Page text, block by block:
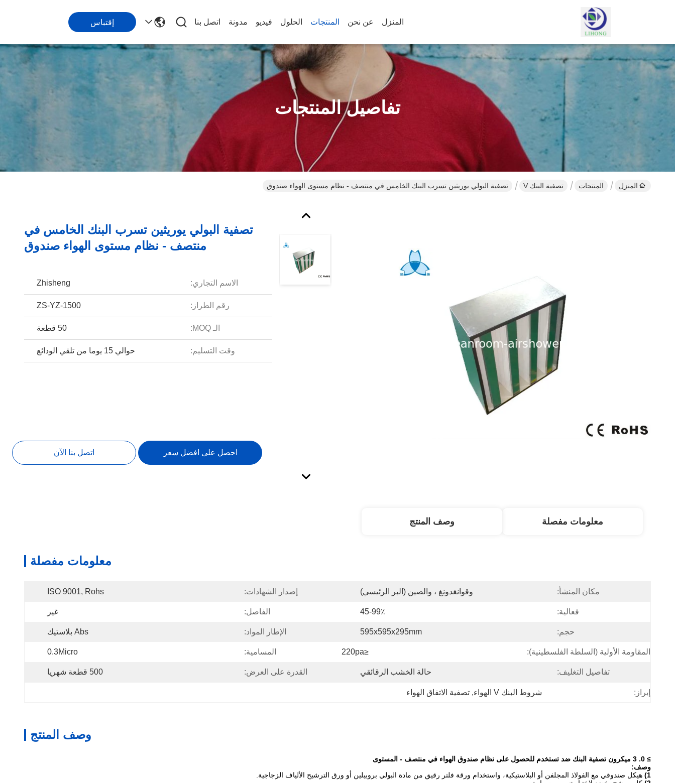
المنزل عن نحن المنتجات الحلول فيديو مدونة اتصل بنا إقتباس
تفاصيل المنتجات
المنزل المنتجات تصفية البنك V تصفية البولي يوريثين تسرب البنك الخامس في منتصف - نظام مستوى الهواء صندوق
تصفية البولي يوريثين تسرب البنك الخامس في
منتصف - نظام مستوى الهواء صندوق
الاسم التجاري: Zhisheng
رقم الطراز: ZS-YZ-1500
الـ MOQ: 50 قطعة
وقت التسليم: حوالي 15 يوما من تلقي الودائع
احصل على افضل سعر اتصل بنا الآن
معلومات مفصلة وصف المنتج
معلومات مفصلة
مكان المنشأ: وقوانغدونغ ، والصين (البر الرئيسي) إصدار الشهادات: ISO 9001, Rohs
فعالية: 45-99٪ الفاصل: غير
حجم: 595x595x295mm الإطار المواد: Abs بلاستيك
المقاومة الأولية (السلطة الفلسطينية): ≤220pa المسامية: 0.3Micro
تفاصيل التغليف: حالة الخشب الرقائقي القدرة على العرض: 500 قطعة شهريا
إبراز: شروط البنك V الهواء , تصفية الاتفاق الهواء
وصف المنتج
≥ 0.
3 ميكرون تصفية البنك ضد تستخدم للحصول على نظام صندوق الهواء في منتصف - المستوى
وصف:
1)
هيكل صندوقي مع الفولاذ المجلفن أو البلاستيكية، واستخدام ورقة فلتر رقيق من مادة البولي بروبيلين أو ورق الترشيح الألياف الزجاجية.